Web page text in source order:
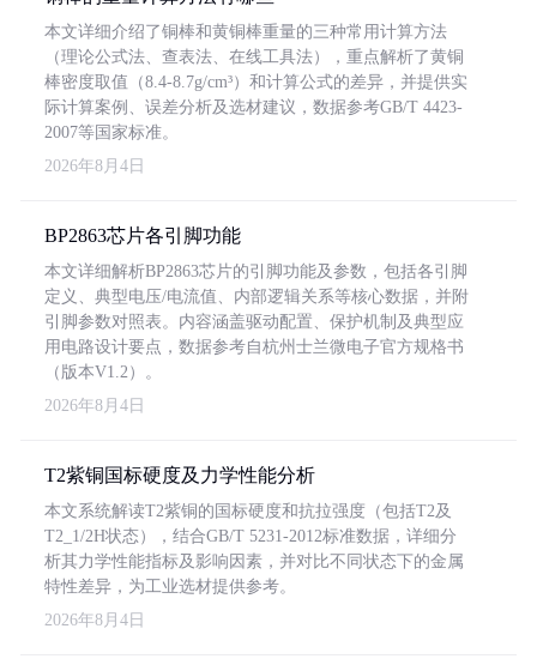
本文详细介绍了铜棒和黄铜棒重量的三种常用计算方法
（理论公式法、查表法、在线工具法），重点解析了黄铜
棒密度取值（8.4-8.7g/cm³）和计算公式的差异，并提供实
际计算案例、误差分析及选材建议，数据参考GB/T 4423-
2007等国家标准。
2026年8月4日
BP2863芯片各引脚功能
本文详细解析BP2863芯片的引脚功能及参数，包括各引脚
定义、典型电压/电流值、内部逻辑关系等核心数据，并附
引脚参数对照表。内容涵盖驱动配置、保护机制及典型应
用电路设计要点，数据参考自杭州士兰微电子官方规格书
（版本V1.2）。
2026年8月4日
T2紫铜国标硬度及力学性能分析
本文系统解读T2紫铜的国标硬度和抗拉强度（包括T2及
T2_1/2H状态），结合GB/T 5231-2012标准数据，详细分
析其力学性能指标及影响因素，并对比不同状态下的金属
特性差异，为工业选材提供参考。
2026年8月4日